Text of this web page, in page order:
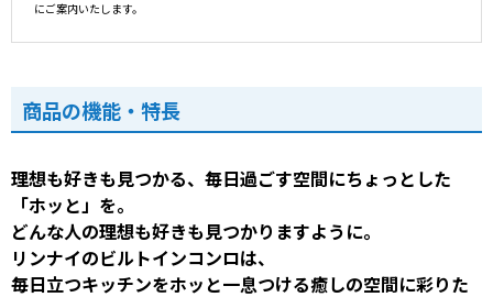
にご案内いたします。
商品の機能・特長
理想も好きも見つかる、毎日過ごす空間にちょっとした
「ホッと」を。
どんな人の理想も好きも見つかりますように。
リンナイのビルトインコンロは、
毎日立つキッチンをホッと一息つける癒しの空間に彩りた